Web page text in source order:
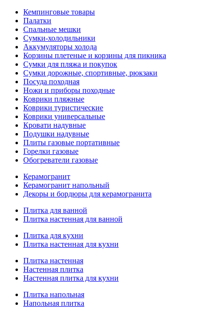
Кемпинговые товары
Палатки
Спальные мешки
Сумки-холодильники
Аккумуляторы холода
Корзины плетеные и корзины для пикника
Сумки для пляжа и покупок
Сумки дорожные, спортивные, рюкзаки
Посуда походная
Ножи и приборы походные
Коврики пляжные
Коврики туристические
Коврики универсальные
Кровати надувные
Подушки надувные
Плиты газовые портативные
Горелки газовые
Обогреватели газовые
Керамогранит
Керамогранит напольный
Декоры и бордюры для керамогранита
Плитка для ванной
Плитка настенная для ванной
Плитка для кухни
Плитка настенная для кухни
Плитка настенная
Настенная плитка
Настенная плитка для кухни
Плитка напольная
Напольная плитка